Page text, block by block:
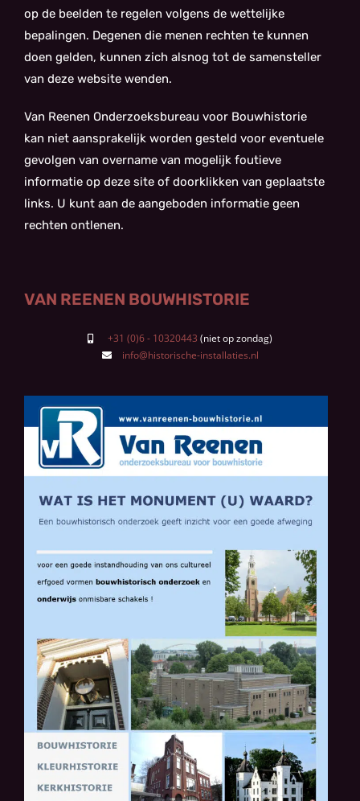
op de beelden te regelen volgens de wettelijke
bepalingen. Degenen die menen rechten te kunnen
doen gelden, kunnen zich alsnog tot de samensteller
van deze website wenden.
Van Reenen Onderzoeksbureau voor Bouwhistorie
kan niet aansprakelijk worden gesteld voor eventuele
gevolgen van overname van mogelijk foutieve
informatie op deze site of doorklikken van geplaatste
links. U kunt aan de aangeboden informatie geen
rechten ontlenen.
VAN REENEN BOUWHISTORIE
+31 (0)6 - 10320443
info@historische-installaties.nl